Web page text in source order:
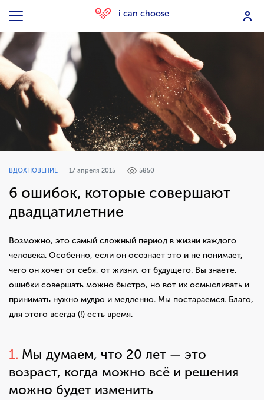
i can choose
ВДОХНОВЕНИЕ 17 апреля 2015 5850
6 ошибок, которые совершают
двадцатилетние
Возможно, это самый сложный период в жизни каждого
человека. Особенно, если он осознает это и не понимает,
чего он хочет от себя, от жизни, от будущего. Вы знаете,
ошибки совершать можно быстро, но вот их осмысливать и
принимать нужно мудро и медленно. Мы постараемся. Благо,
для этого всегда (!) есть время.
1. Мы думаем, что 20 лет — это
возраст, когда можно всё и решения
можно будет изменить